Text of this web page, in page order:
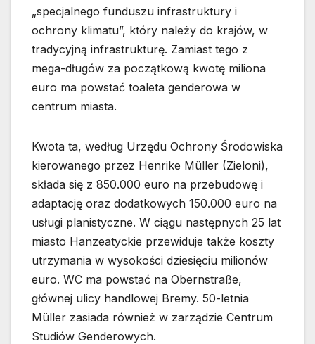
„specjalnego funduszu infrastruktury i
ochrony klimatu”, który należy do krajów, w
tradycyjną infrastrukturę. Zamiast tego z
mega-długów za początkową kwotę miliona
euro ma powstać toaleta genderowa w
centrum miasta.
Kwota ta, według Urzędu Ochrony Środowiska
kierowanego przez Henrike Müller (Zieloni),
składa się z 850.000 euro na przebudowę i
adaptację oraz dodatkowych 150.000 euro na
usługi planistyczne. W ciągu następnych 25 lat
miasto Hanzeatyckie przewiduje także koszty
utrzymania w wysokości dziesięciu milionów
euro. WC ma powstać na Obernstraße,
głównej ulicy handlowej Bremy. 50-letnia
Müller zasiada również w zarządzie Centrum
Studiów Genderowych.